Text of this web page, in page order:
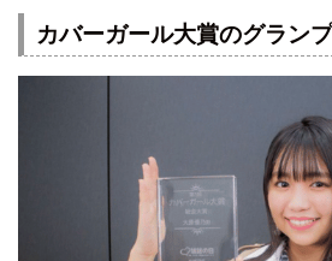
カバーガール大賞のグラン